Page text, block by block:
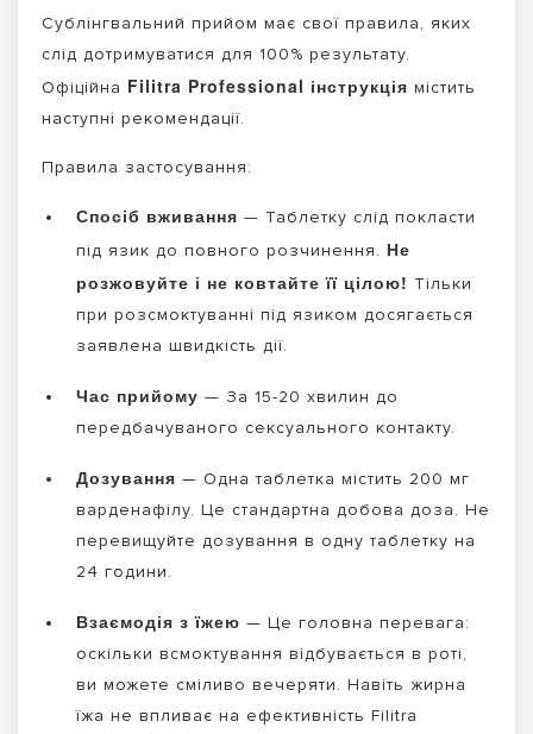
Сублінгвальний прийом має свої правила, яких
слід дотримуватися для 100% результату.
Офіційна Filitra Professional інструкція містить
наступні рекомендації.
Правила застосування:
Спосіб вживання — Таблетку слід покласти
під язик до повного розчинення. Не
розжовуйте і не ковтайте її цілою! Тільки
при розсмоктуванні під язиком досягається
заявлена швидкість дії.
Час прийому — За 15-20 хвилин до
передбачуваного сексуального контакту.
Дозування — Одна таблетка містить 200 мг
варденафілу. Це стандартна добова доза. Не
перевищуйте дозування в одну таблетку на
24 години.
Взаємодія з їжею — Це головна перевага:
оскільки всмоктування відбувається в роті,
ви можете сміливо вечеряти. Навіть жирна
їжа не впливає на ефективність Filitra